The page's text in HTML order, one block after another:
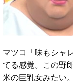
マツコ「味もシャ
てる感覚。この野
米の巨乳女みたい。